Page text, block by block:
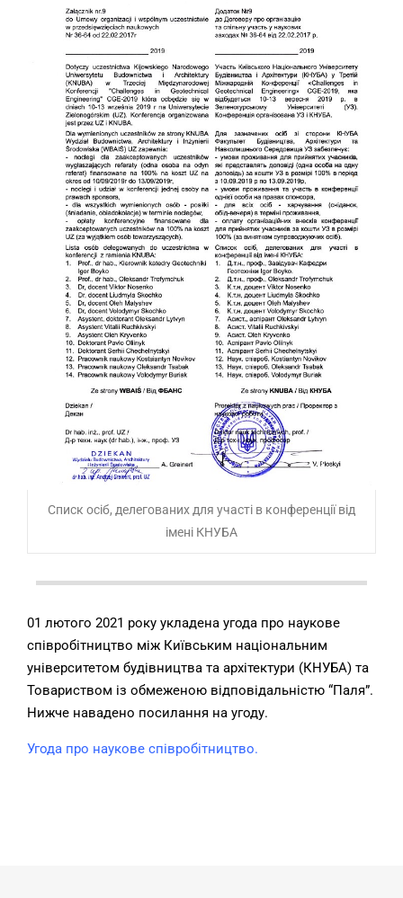
Списк осіб, делегованих для участі в конференції від
імені КНУБА
01 лютого 2021 року укладена угода про наукове
співробітництво між Київським національним
університетом будівництва та архітектури (КНУБА) та
Товариством із обмеженою відповідальністю “Паля”.
Нижче навадено посилання на угоду.
Угода про наукове співробітництво.